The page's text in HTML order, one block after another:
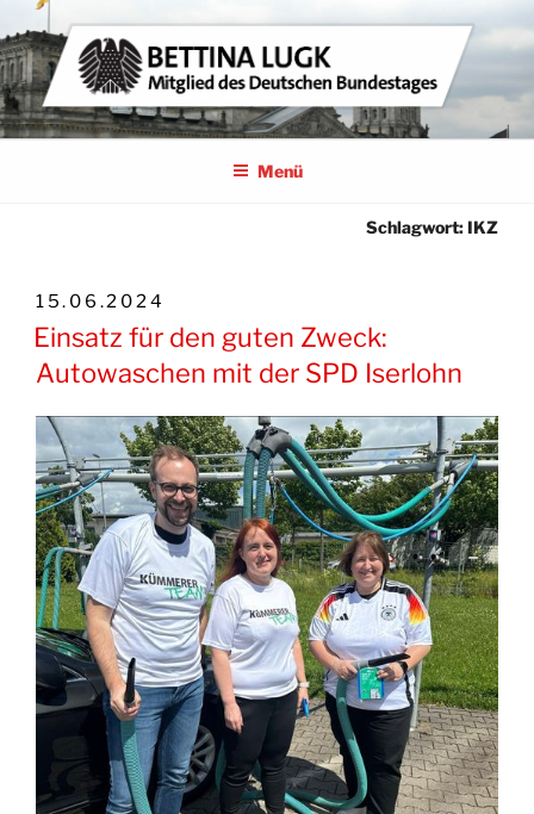
Zum
Inhalt
springen
BETTINA LUGK
MITGLIED DES DEUTSCHEN BUNDESTAGES
Menü
Schlagwort:IKZ
VERÖFFENTLICHT
AM
15.06.2024
Einsatz für den guten Zweck:
Autowaschen mit der SPD Iserlohn